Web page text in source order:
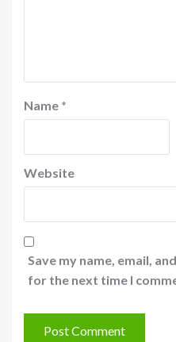
Name *
Website
Save my name, email,
for the next time I